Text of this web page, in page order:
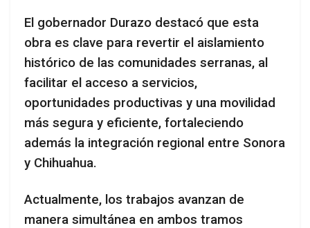
El gobernador Durazo destacó que esta
obra es clave para revertir el aislamiento
histórico de las comunidades serranas, al
facilitar el acceso a servicios,
oportunidades productivas y una movilidad
más segura y eficiente, fortaleciendo
además la integración regional entre Sonora
y Chihuahua.
Actualmente, los trabajos avanzan de
manera simultánea en ambos tramos